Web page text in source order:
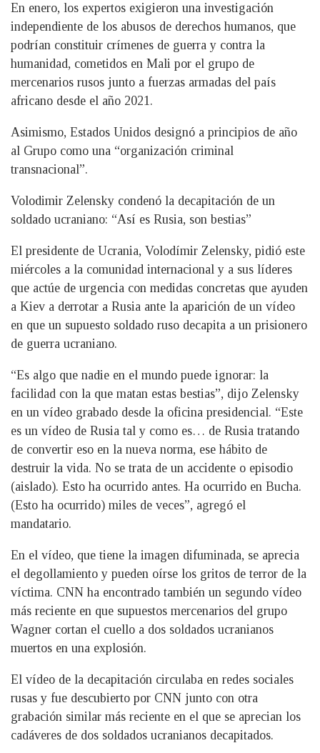
En enero, los expertos exigieron una investigación
independiente de los abusos de derechos humanos, que
podrían constituir crímenes de guerra y contra la
humanidad, cometidos en Mali por el grupo de
mercenarios rusos junto a fuerzas armadas del país
africano desde el año 2021.
Asimismo, Estados Unidos designó a principios de año
al Grupo como una “organización criminal
transnacional”.
Volodimir Zelensky condenó la decapitación de un
soldado ucraniano: “Así es Rusia, son bestias”
El presidente de Ucrania, Volodímir Zelensky, pidió este
miércoles a la comunidad internacional y a sus líderes
que actúe de urgencia con medidas concretas que ayuden
a Kiev a derrotar a Rusia ante la aparición de un vídeo
en que un supuesto soldado ruso decapita a un prisionero
de guerra ucraniano.
“Es algo que nadie en el mundo puede ignorar: la
facilidad con la que matan estas bestias”, dijo Zelensky
en un vídeo grabado desde la oficina presidencial. “Este
es un vídeo de Rusia tal y como es… de Rusia tratando
de convertir eso en la nueva norma, ese hábito de
destruir la vida. No se trata de un accidente o episodio
(aislado). Esto ha ocurrido antes. Ha ocurrido en Bucha.
(Esto ha ocurrido) miles de veces”, agregó el
mandatario.
En el vídeo, que tiene la imagen difuminada, se aprecia
el degollamiento y pueden oírse los gritos de terror de la
víctima. CNN ha encontrado también un segundo vídeo
más reciente en que supuestos mercenarios del grupo
Wagner cortan el cuello a dos soldados ucranianos
muertos en una explosión.
El vídeo de la decapitación circulaba en redes sociales
rusas y fue descubierto por CNN junto con otra
grabación similar más reciente en el que se aprecian los
cadáveres de dos soldados ucranianos decapitados.